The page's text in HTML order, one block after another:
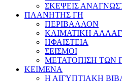
ΣΚΕΨΕΙΣ
ΠΛΑΝΗΤΗΣ ΓΗ
ΠΕΡΙΒΑΛΛΟΝ
ΚΛΙΜΑΤΙΚΗ
ΗΦΑΙΣΤΕΙΑ
ΣΕΙΣΜΟΙ
ΜΕΤΑΤΟΠΙΣΗ ΤΩΝ
ΚΕΙΜΕΝΑ
Η ΑΙΓΥΠΤΙΑΚΗ